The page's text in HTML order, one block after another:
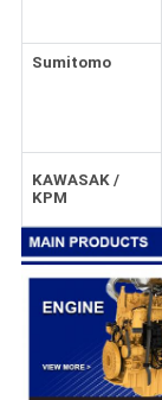
Sumitomo
KAWASAK /
KPM